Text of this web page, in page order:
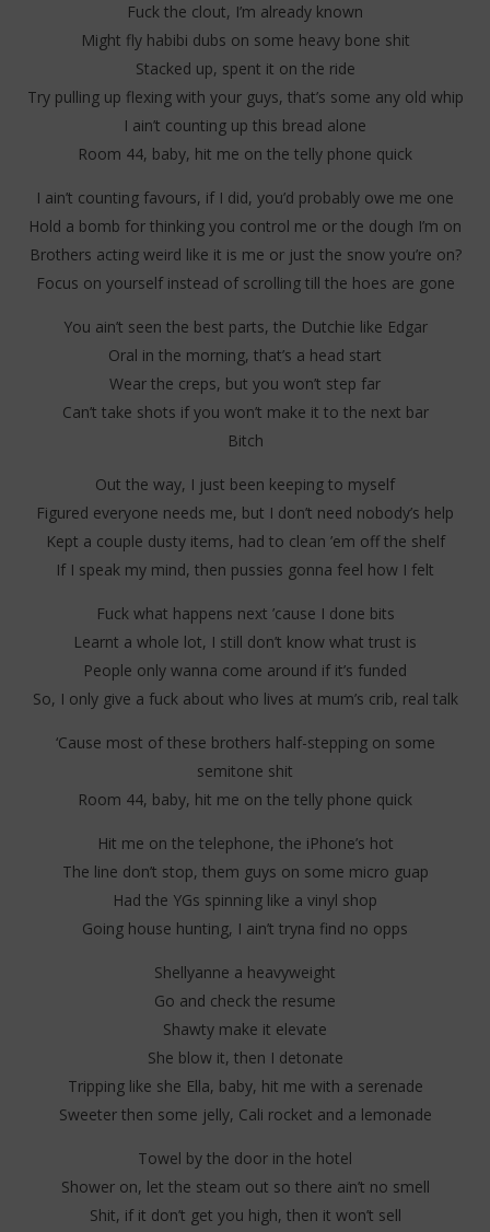
NOW VIEWING
Aitch – Room Forty-Four (Lyrics)
17
Stone
Fuck the clout, I’m already known
Might fly habibi dubs on some heavy bone shit
Stacked up, spent it on the ride
Try pulling up flexing with your guys, that’s some any old whip
I ain’t counting up this bread alone
Room 44, baby, hit me on the telly phone quick
I ain’t counting favours, if I did, you’d probably owe me one
Hold a bomb for thinking you control me or the dough I’m on
Brothers acting weird like it is me or just the snow you’re on?
Focus on yourself instead of scrolling till the hoes are gone
You ain’t seen the best parts, the Dutchie like Edgar
Oral in the morning, that’s a head start
Wear the creps, but you won’t step far
Can’t take shots if you won’t make it to the next bar
Bitch
Out the way, I just been keeping to myself
Figured everyone needs me, but I don’t need nobody’s help
Kept a couple dusty items, had to clean ’em off the shelf
If I speak my mind, then pussies gonna feel how I felt
Fuck what happens next ’cause I done bits
Learnt a whole lot, I still don’t know what trust is
People only wanna come around if it’s funded
So, I only give a fuck about who lives at mum’s crib, real talk
‘Cause most of these brothers half-stepping on some
semitone shit
Room 44, baby, hit me on the telly phone quick
Hit me on the telephone, the iPhone’s hot
The line don’t stop, them guys on some micro guap
Had the YGs spinning like a vinyl shop
Going house hunting, I ain’t tryna find no opps
Shellyanne a heavyweight
Go and check the resume
Shawty make it elevate
She blow it, then I detonate
Tripping like she Ella, baby, hit me with a serenade
Sweeter then some jelly, Cali rocket and a lemonade
Towel by the door in the hotel
Shower on, let the steam out so there ain’t no smell
Shit, if it don’t get you high, then it won’t sell